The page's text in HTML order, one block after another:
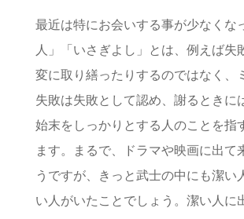
最近は特にお会いする事が少なくな
人」「いさぎよし」とは、例えば失
変に取り繕ったりするのではなく、
失敗は失敗として認め、謝るときに
始末をしっかりとする人のことを指
ます。まるで、ドラマや映画に出て
うですが、きっと武士の中にも潔い
い人がいたことでしょう。潔い人に